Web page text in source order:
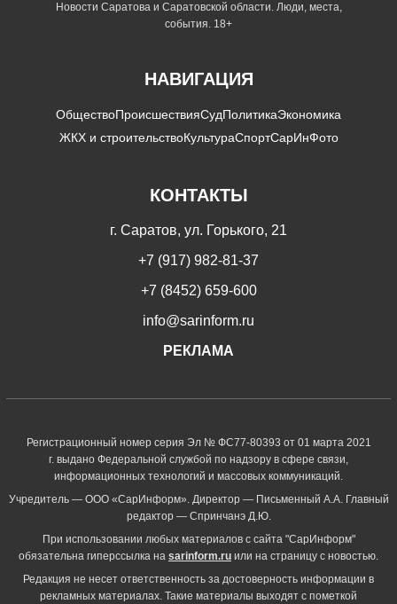
Новости Саратова и Саратовской области. Люди, места,
события. 18+
НАВИГАЦИЯ
ОбществоПроисшествияСудПолитикаЭкономика
ЖКХ и строительствоКультураСпортСарИнФото
КОНТАКТЫ
г. Саратов, ул. Горького, 21
+7 (917) 982-81-37
+7 (8452) 659-600
info@sarinform.ru
РЕКЛАМА
Регистрационный номер серия Эл № ФС77-80393 от 01 марта 2021
г. выдано Федеральной службой по надзору в сфере связи,
информационных технологий и массовых коммуникаций.
Учредитель — ООО «СарИнформ». Директор — Письменный А.А. Главный
редактор — Спринчанэ Д.Ю.
При использовании любых материалов с сайта "СарИнформ"
обязательна гиперссылка на sarinform.ru или на страницу с новостью.
Редакция не несет ответственность за достоверность информации в
рекламных материалах. Такие материалы выходят с пометкой